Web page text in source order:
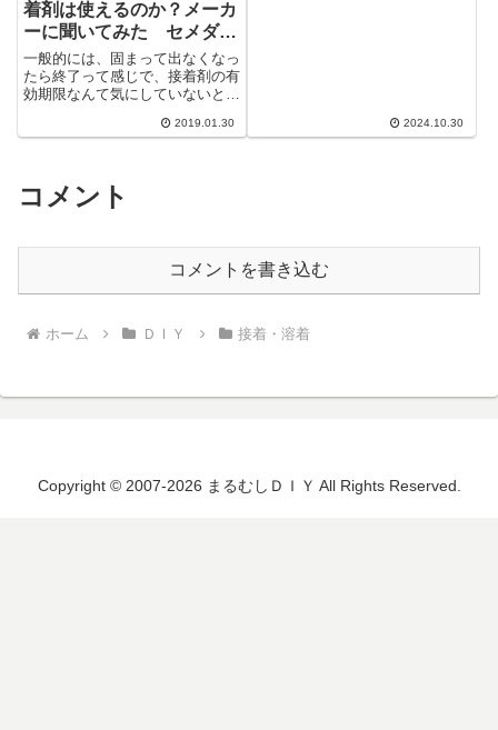
着剤は使えるのか？メーカ
ーに聞いてみた セメダイ
ン 金属用高強度 接着剤 メ
タルロックP25Gセット
AY-123
一般的には、固まって出なくなっ
たら終了って感じで、接着剤の有
効期限なんて気にしていないと思
場合、混合していないので固まる
2019.01.30 2024.10.30
コメント
コメントを書き込む
ホーム ＤＩＹ 接着・溶着
Copyright © 2007-2026 まるむしＤＩＹ All Rights Reserved.